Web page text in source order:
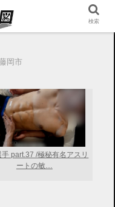
せに
岡市
part.37 /極秘有名アスリ
ートの敏…
検索